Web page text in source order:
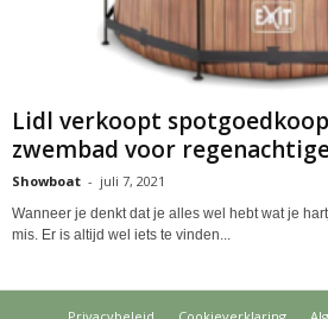
Lidl verkoopt
zwembad voor
Showboat - juli 7, 2021
Wanneer je denkt dat je alles wel hebt wat je
mis. Er is altijd wel iets te vinden...